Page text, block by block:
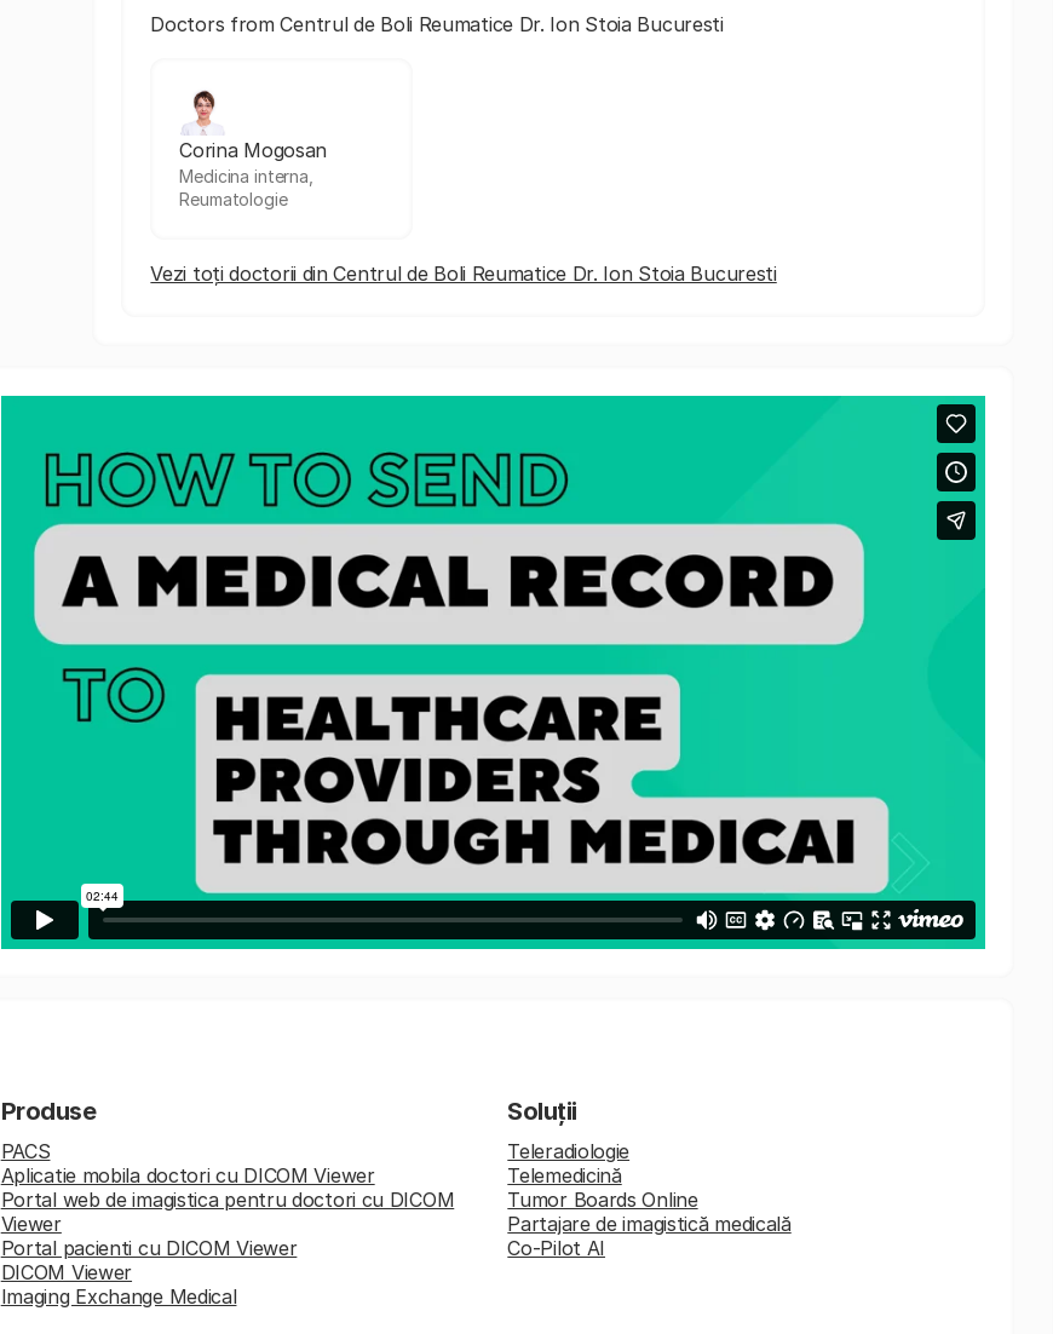
Doctors from Centrul de Boli Reumatice Dr. Ion Stoia Bucuresti
Corina Mogosan
Medicina interna,
Reumatologie
Vezi toți doctorii din Centrul de Boli Reumatice Dr. Ion Stoia Bucuresti
Produse
PACS
Aplicatie mobila doctori cu DICOM Viewer
Portal web de imagistica pentru doctori cu DICOM
Viewer
Portal pacienti cu DICOM Viewer
DICOM Viewer
Imaging Exchange Medical
Soluții
Teleradiologie
Telemedicină
Tumor Boards Online
Partajare de imagistică medicală
Co-Pilot AI